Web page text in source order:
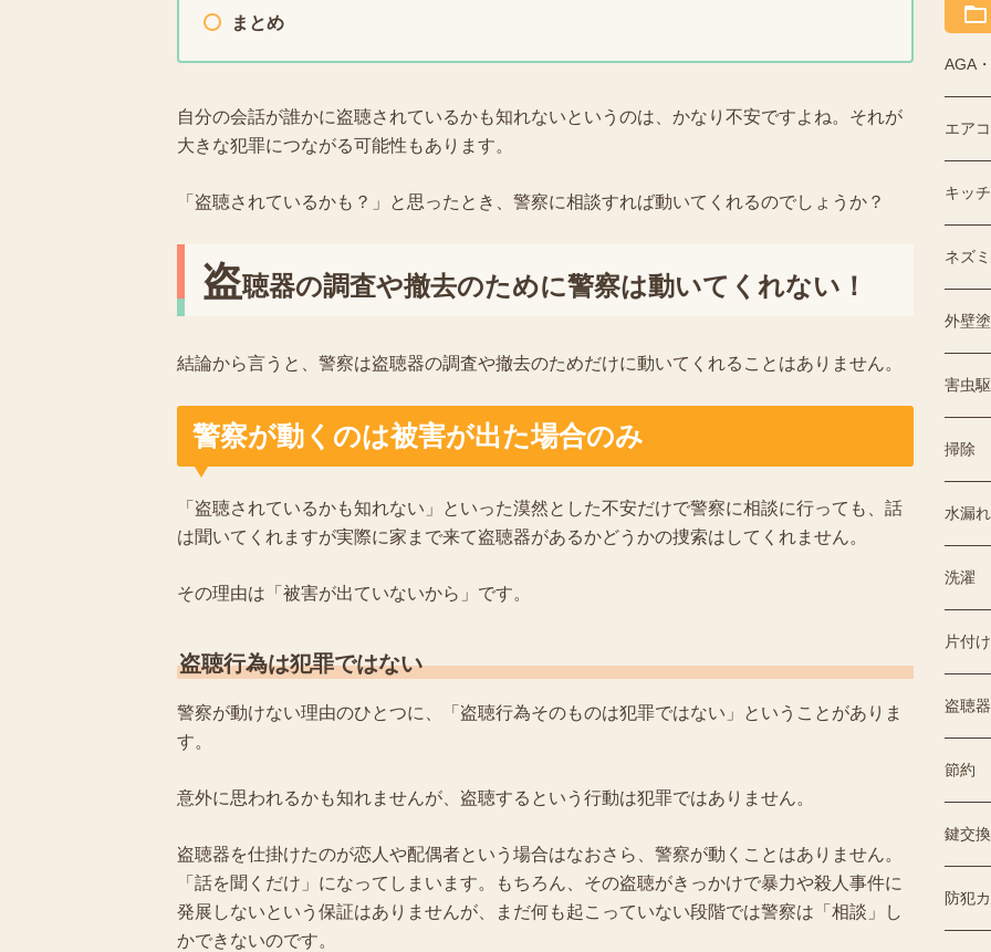
まとめ
自分の会話が誰かに盗聴されているかも知れないというのは、かなり不安ですよね。それが
大きな犯罪につながる可能性もあります。
「盗聴されているかも？」と思ったとき、警察に相談すれば動いてくれるのでしょうか？
盗聴器の調査や撤去のために警察は動いてくれない！
結論から言うと、警察は盗聴器の調査や撤去のためだけに動いてくれることはありません。
警察が動くのは被害が出た場合のみ
「盗聴されているかも知れない」といった漠然とした不安だけで警察に相談に行っても、話
は聞いてくれますが実際に家まで来て盗聴器があるかどうかの捜索はしてくれません。
その理由は「被害が出ていないから」です。
盗聴行為は犯罪ではない
警察が動けない理由のひとつに、「盗聴行為そのものは犯罪ではない」ということがありま
す。
意外に思われるかも知れませんが、盗聴するという行動は犯罪ではありません。
盗聴器を仕掛けたのが恋人や配偶者という場合はなおさら、警察が動くことはありません。
「話を聞くだけ」になってしまいます。もちろん、その盗聴がきっかけで暴力や殺人事件に
発展しないという保証はありませんが、まだ何も起こっていない段階では警察は「相談」し
かできないのです。
AGA
エア
キッ
ネズ
外壁
害虫
掃除
水漏れ
洗濯
片付け
盗聴器
節約
鍵交換
防犯